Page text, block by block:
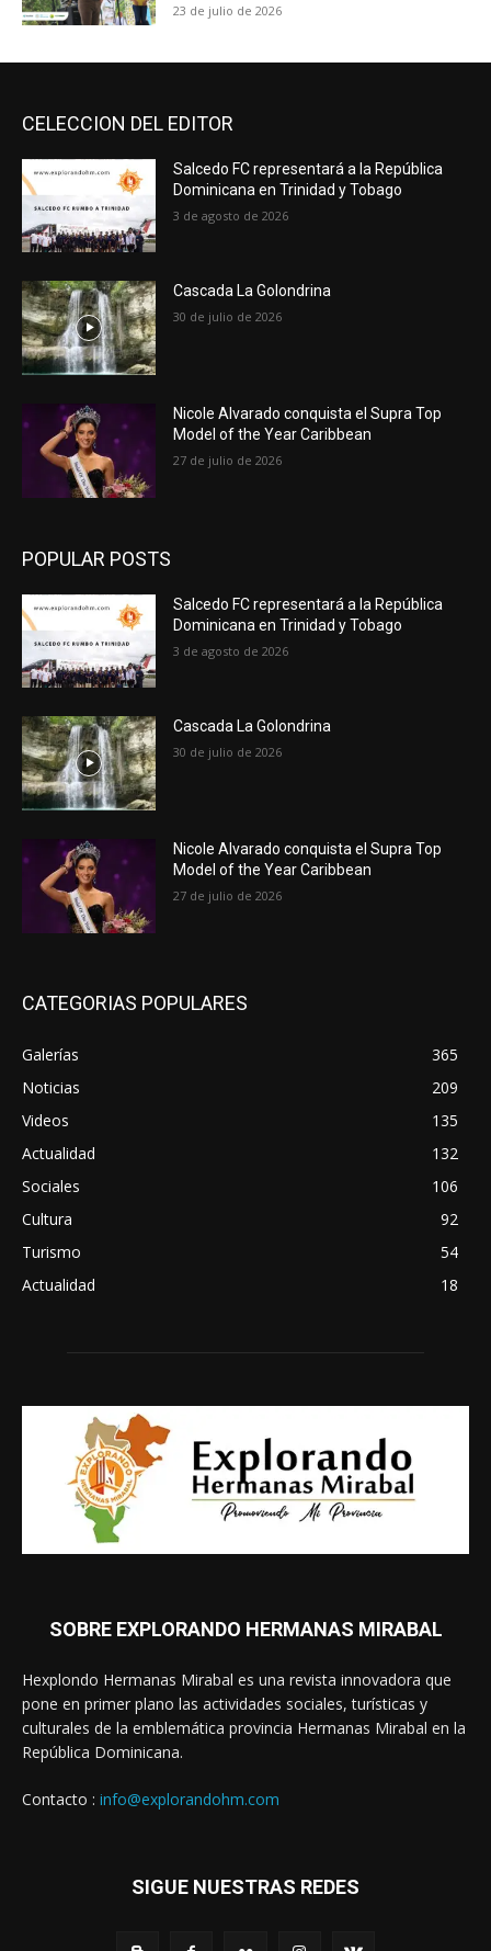
23 de julio de 2026
CELECCION DEL EDITOR
Salcedo FC representará a la República
Dominicana en Trinidad y Tobago
3 de agosto de 2026
Cascada La Golondrina
30 de julio de 2026
Nicole Alvarado conquista el Supra Top
Model of the Year Caribbean
27 de julio de 2026
POPULAR POSTS
Salcedo FC representará a la República
Dominicana en Trinidad y Tobago
3 de agosto de 2026
Cascada La Golondrina
30 de julio de 2026
Nicole Alvarado conquista el Supra Top
Model of the Year Caribbean
27 de julio de 2026
CATEGORIAS POPULARES
Galerías
365
Noticias
209
Videos
135
Actualidad
132
Sociales
106
Cultura
92
Turismo
54
Actualidad
18
SOBRE EXPLORANDO HERMANAS MIRABAL
Hexplondo Hermanas Mirabal es una revista innovadora que
pone en primer plano las actividades sociales, turísticas y
culturales de la emblemática provincia Hermanas Mirabal en la
República Dominicana.
Contacto : info@explorandohm.com
SIGUE NUESTRAS REDES